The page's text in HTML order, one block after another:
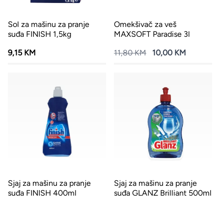
Sol za mašinu za pranje
suđa FINISH 1,5kg
9,15 KM
Omekšivač za veš
MAXSOFT Paradise 3l
11,80 KM
10,00 KM
Sjaj za mašinu za pranje
suđa FINISH 400ml
Sjaj za mašinu za pranje
suđa GLANZ Brilliant 500ml